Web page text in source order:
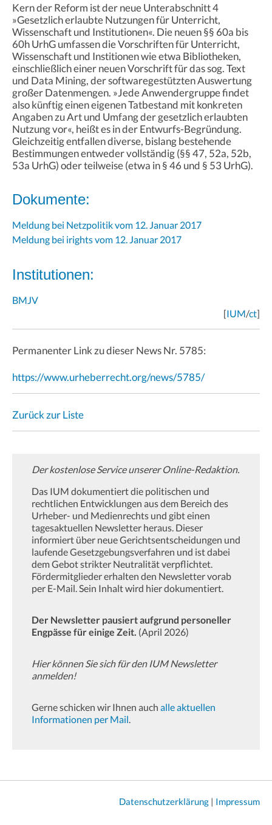
Kern der Reform ist der neue Unterabschnitt 4
»Gesetzlich erlaubte Nutzungen für Unterricht,
Wissenschaft und Institutionen«. Die neuen §§ 60a bis
60h UrhG umfassen die Vorschriften für Unterricht,
Wissenschaft und Institionen wie etwa Bibliotheken,
einschließlich einer neuen Vorschrift für das sog. Text
und Data Mining, der softwaregestützten Auswertung
großer Datenmengen. »Jede Anwendergruppe findet
also künftig einen eigenen Tatbestand mit konkreten
Angaben zu Art und Umfang der gesetzlich erlaubten
Nutzung vor«, heißt es in der Entwurfs-Begründung.
Gleichzeitig entfallen diverse, bislang bestehende
Bestimmungen entweder vollständig (§§ 47, 52a, 52b,
53a UrhG) oder teilweise (etwa in § 46 und § 53 UrhG).
Dokumente:
Meldung bei Netzpolitik vom 12. Januar 2017
Meldung bei irights vom 12. Januar 2017
Institutionen:
BMJV
[IUM/ct]
Permanenter Link zu dieser News Nr. 5785:
https://www.urheberrecht.org/news/5785/
Zurück zur Liste
Der kostenlose Service unserer Online-Redaktion.
Das IUM dokumentiert die politischen und
rechtlichen Entwicklungen aus dem Bereich des
Urheber- und Medienrechts und gibt einen
tagesaktuellen Newsletter heraus. Dieser
informiert über neue Gerichtsentscheidungen und
laufende Gesetzgebungsverfahren und ist dabei
dem Gebot strikter Neutralität verpflichtet.
Fördermitglieder erhalten den Newsletter vorab
per E-Mail. Sein Inhalt wird hier dokumentiert.
Der Newsletter pausiert aufgrund personeller
Engpässe für einige Zeit. (April 2026)
Hier können Sie sich für den IUM Newsletter
anmelden!
Gerne schicken wir Ihnen auch alle aktuellen
Informationen per Mail.
Datenschutzerklärung | Impressum